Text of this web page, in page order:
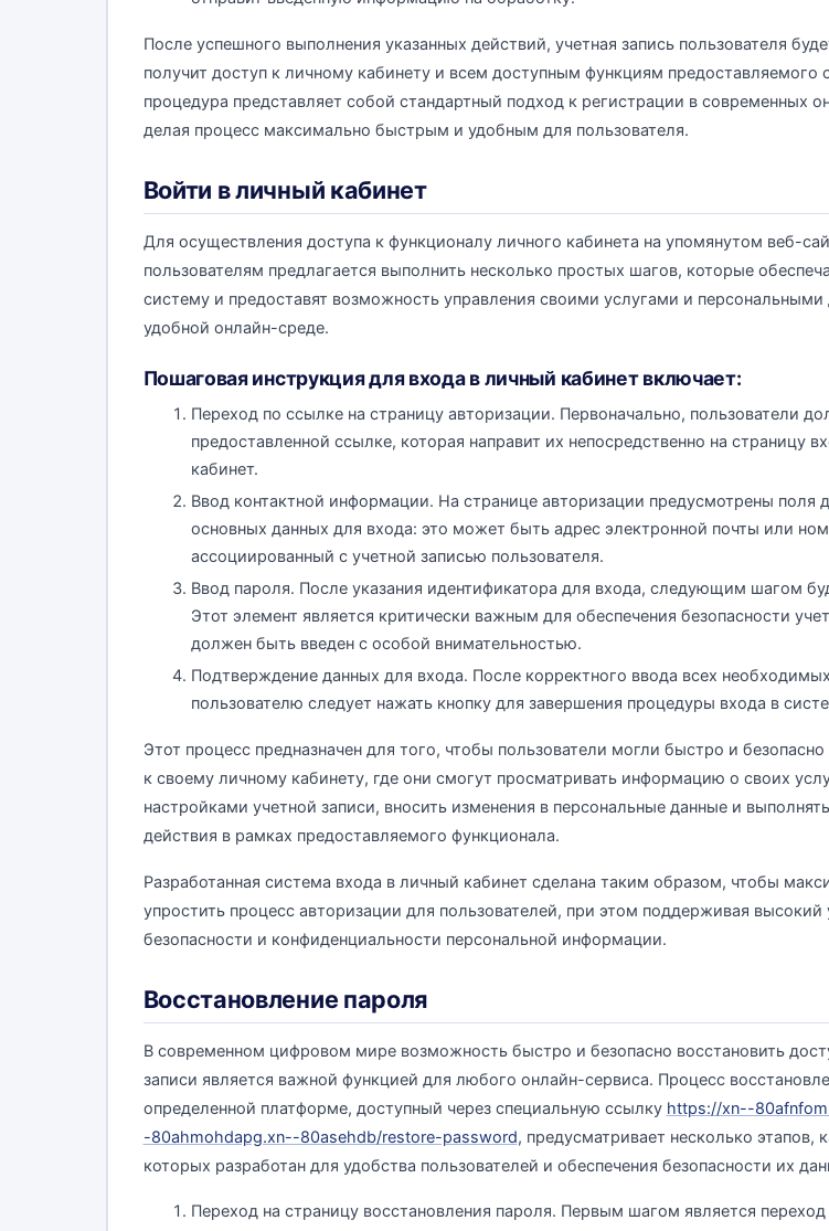
После успешного выполнения указанных действий, учетная запись пользователя
получит доступ к личному кабинету и всем доступным функциям предоставляемого
процедура представляет собой стандартный подход к регистрации в современных
делая процесс максимально быстрым и удобным для пользователя.
Войти в личный кабинет
Для осуществления доступа к функционалу личного кабинета на упомянутом веб-
пользователям предлагается выполнить несколько простых шагов, которые
систему и предоставят возможность управления своими услугами и
удобной онлайн-среде.
Пошаговая инструкция для входа в личный кабинет включает:
Переход по ссылке на страницу авторизации. Первоначально, пользователи
предоставленной ссылке, которая направит их непосредственно на страницу
кабинет.
Ввод контактной информации. На странице авторизации предусмотрены поля
основных данных для входа: это может быть адрес электронной почты или
ассоциированный с учетной записью пользователя.
Ввод пароля. После указания идентификатора для входа, следующим шагом
Этот элемент является критически важным для обеспечения безопасности
должен быть введен с особой внимательностью.
Подтверждение данных для входа. После корректного ввода всех
пользователю следует нажать кнопку для завершения процедуры входа в
Этот процесс предназначен для того, чтобы пользователи могли быстро и безопасно
к своему личному кабинету, где они смогут просматривать информацию о своих
настройками учетной записи, вносить изменения в персональные данные и
действия в рамках предоставляемого функционала.
Разработанная система входа в личный кабинет сделана таким образом, чтобы
упростить процесс авторизации для пользователей, при этом поддерживая высокий
безопасности и конфиденциальности персональной информации.
Восстановление пароля
В современном цифровом мире возможность быстро и безопасно восстановить
записи является важной функцией для любого онлайн-сервиса. Процесс
определенной платформе, доступный через специальную ссылку https://xn--
-80ahmohdapg.xn--80asehdb/restore-password, предусматривает несколько этапов,
которых разработан для удобства пользователей и обеспечения безопасности их
Переход на страницу восстановления пароля. Первым шагом является переход